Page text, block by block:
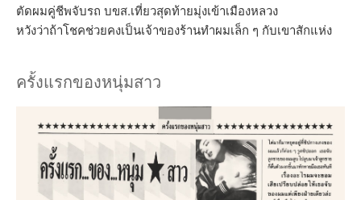
ตัดผมคู่ชีพจับรถ บขส.เที่ยวสุดท้ายมุ่งเข้าเมืองหลวง
หวังว่าถ้าโชคช่วยคงเป็นเจ้าของร้านทำผมเล็ก ๆ กับเขาสักแห่ง
ครั้งแรกของหนุ่มสาว